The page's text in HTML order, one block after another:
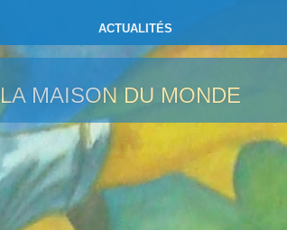
ACTUALITÉS
LA MAISON DU MONDE